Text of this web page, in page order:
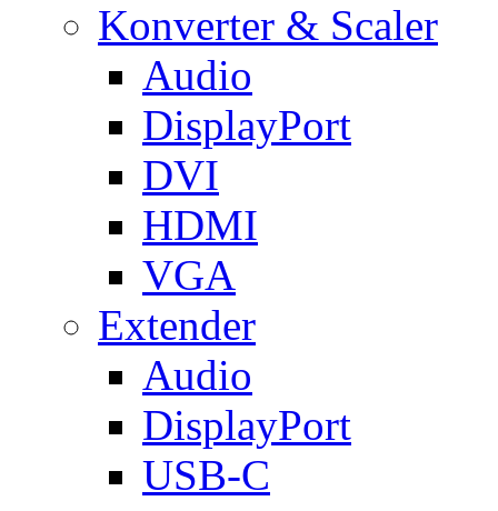
Konverter & Scaler
Audio
DisplayPort
DVI
HDMI
VGA
Extender
Audio
DisplayPort
USB-C